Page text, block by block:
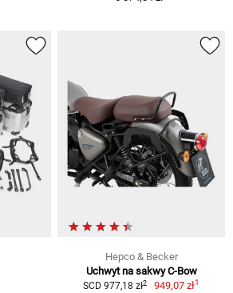
Hepco & Becker
Uchwyt na sakwy C-Bow
SCD 977,18 zł2 949,07 zł1